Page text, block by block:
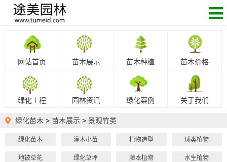
网站首页 苗木展示 苗木种植 苗木价格
绿化工程 园林资讯 绿化案例 关于我们
绿化苗木 灌木小苗 植物造型 球类植物
地被草花 绿化草坪 藤本植物 水生植物
绿化苗木 > 苗木展示 > 景观竹类